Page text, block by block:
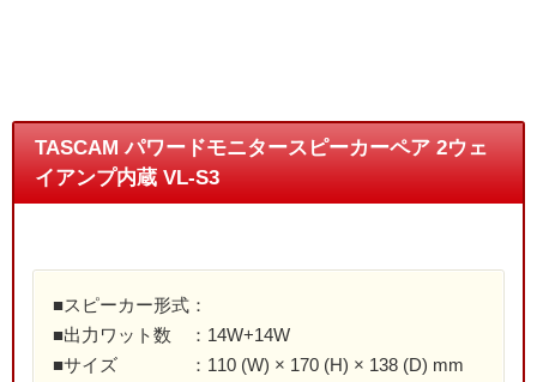
TASCAM パワードモニタースピーカーペア 2ウェ
イアンプ内蔵 VL-S3
■スピーカー形式：
■出力ワット数 ：14W+14W
■サイズ ：110 (W) × 170 (H) × 138 (D) mm